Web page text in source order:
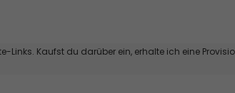
Links. Kaufst du darüber ein, erhalte ich eine